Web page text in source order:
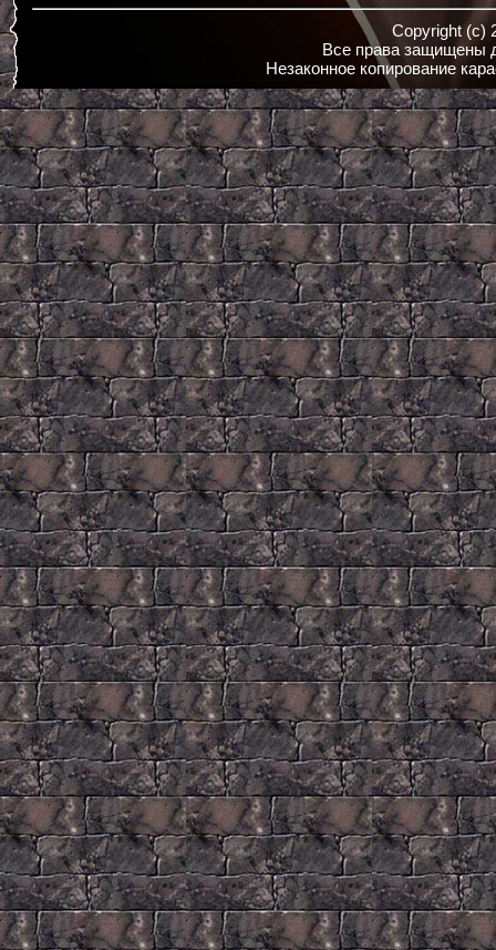
Copyright (c)
Все права защищены
Незаконное копирование